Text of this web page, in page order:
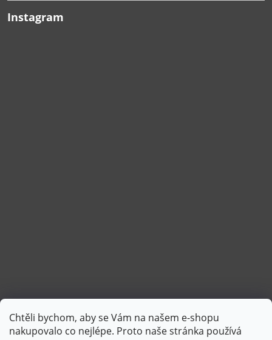
Chtěli bychom, aby se Vám na našem e-shopu
nakupovalo co nejlépe. Proto naše stránka používá
Instagram
Sledovat na Instagramu